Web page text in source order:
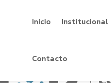
Inicio Institucional
Contacto